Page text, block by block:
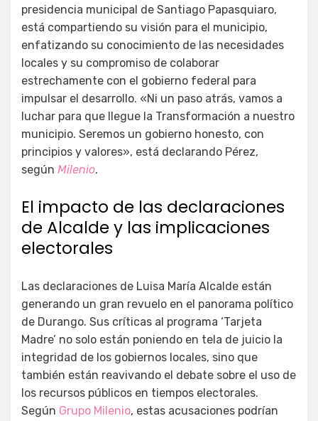
presidencia municipal de Santiago Papasquiaro,
está compartiendo su visión para el municipio,
enfatizando su conocimiento de las necesidades
locales y su compromiso de colaborar
estrechamente con el gobierno federal para
impulsar el desarrollo. «Ni un paso atrás, vamos a
luchar para que llegue la Transformación a nuestro
municipio. Seremos un gobierno honesto, con
principios y valores», está declarando Pérez,
según Milenio.
El impacto de las declaraciones
de Alcalde y las implicaciones
electorales
Las declaraciones de Luisa María Alcalde están
generando un gran revuelo en el panorama político
de Durango. Sus críticas al programa ‘Tarjeta
Madre’ no solo están poniendo en tela de juicio la
integridad de los gobiernos locales, sino que
también están reavivando el debate sobre el uso de
los recursos públicos en tiempos electorales.
Según Grupo Milenio, estas acusaciones podrían